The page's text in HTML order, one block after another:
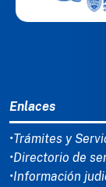
Enlaces
•Trámites y
•Directorio de
•Información